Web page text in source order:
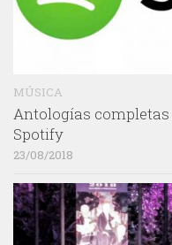
MÚSICA
Antologías
Spotify
23/08/2018